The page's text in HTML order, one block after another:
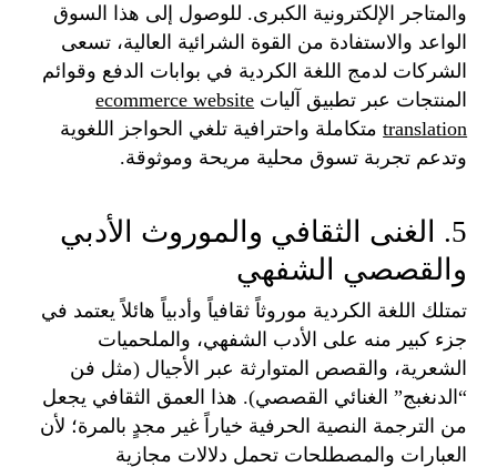
والمتاجر الإلكترونية الكبرى. للوصول إلى هذا السوق
الواعد والاستفادة من القوة الشرائية العالية، تسعى
الشركات لدمج اللغة الكردية في بوابات الدفع وقوائم
المنتجات عبر تطبيق آليات ecommerce website
translationمتكاملة واحترافية تلغي الحواجز اللغوية
وتدعم تجربة تسوق محلية مريحة وموثوقة.
5. الغنى الثقافي والموروث الأدبي
والقصصي الشفهي
تمتلك اللغة الكردية موروثاً ثقافياً وأدبياً هائلاً يعتمد في
جزء كبير منه على الأدب الشفهي، والملحميات
الشعرية، والقصص المتوارثة عبر الأجيال (مثل فن
“الدنغبج” الغنائي القصصي). هذا العمق الثقافي يجعل
من الترجمة النصية الحرفية خياراً غير مجدٍ بالمرة؛ لأن
العبارات والمصطلحات تحمل دلالات مجازية